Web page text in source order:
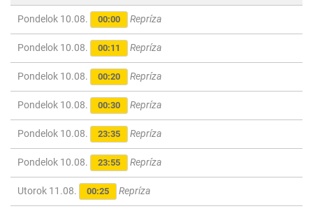
Pondelok 10.08. 00:00 Repríza
Pondelok 10.08. 00:11 Repríza
Pondelok 10.08. 00:20 Repríza
Pondelok 10.08. 00:30 Repríza
Pondelok 10.08. 23:35 Repríza
Pondelok 10.08. 23:55 Repríza
Utorok 11.08. 00:25 Repríza